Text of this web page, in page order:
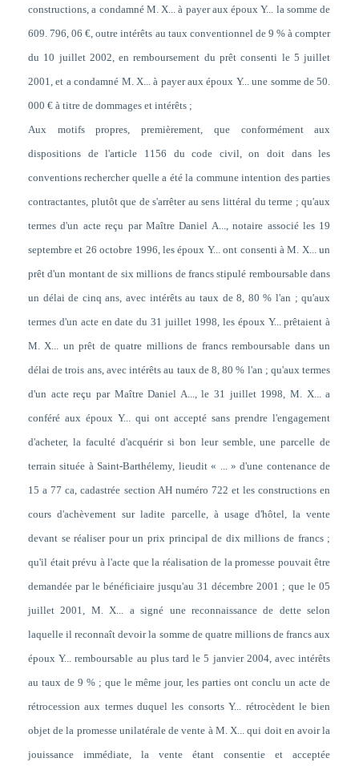
constructions, a condamné M. X... à payer aux époux Y... la somme de
609. 796, 06 €, outre intérêts au taux conventionnel de 9 % à compter
du 10 juillet 2002, en remboursement du prêt consenti le 5 juillet
2001, et a condamné M. X... à payer aux époux Y... une somme de 50.
000 € à titre de dommages et intérêts ;
Aux motifs propres, premièrement, que conformément aux
dispositions de l'article 1156 du code civil, on doit dans les
conventions rechercher quelle a été la commune intention des parties
contractantes, plutôt que de s'arrêter au sens littéral du terme ; qu'aux
termes d'un acte reçu par Maître Daniel A..., notaire associé les 19
septembre et 26 octobre 1996, les époux Y... ont consenti à M. X... un
prêt d'un montant de six millions de francs stipulé remboursable dans
un délai de cinq ans, avec intérêts au taux de 8, 80 % l'an ; qu'aux
termes d'un acte en date du 31 juillet 1998, les époux Y... prêtaient à
M. X... un prêt de quatre millions de francs remboursable dans un
délai de trois ans, avec intérêts au taux de 8, 80 % l'an ; qu'aux termes
d'un acte reçu par Maître Daniel A..., le 31 juillet 1998, M. X... a
conféré aux époux Y... qui ont accepté sans prendre l'engagement
d'acheter, la faculté d'acquérir si bon leur semble, une parcelle de
terrain située à Saint-Barthélemy, lieudit « ... » d'une contenance de
15 a 77 ca, cadastrée section AH numéro 722 et les constructions en
cours d'achèvement sur ladite parcelle, à usage d'hôtel, la vente
devant se réaliser pour un prix principal de dix millions de francs ;
qu'il était prévu à l'acte que la réalisation de la promesse pouvait être
demandée par le bénéficiaire jusqu'au 31 décembre 2001 ; que le 05
juillet 2001, M. X... a signé une reconnaissance de dette selon
laquelle il reconnaît devoir la somme de quatre millions de francs aux
époux Y... remboursable au plus tard le 5 janvier 2004, avec intérêts
au taux de 9 % ; que le même jour, les parties ont conclu un acte de
rétrocession aux termes duquel les consorts Y... rétrocèdent le bien
objet de la promesse unilatérale de vente à M. X... qui doit en avoir la
jouissance immédiate, la vente étant consentie et acceptée